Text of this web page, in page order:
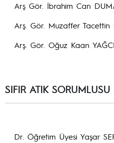
Arş Gör. İbrahim Can
Arş. Gör. Muzaffer Tacettin
Arş. Gör. Oğuz Kaan YAĞCI
SIFIR ATIK SORUMLUSU
Dr. Öğretim Üyesi Yaşar